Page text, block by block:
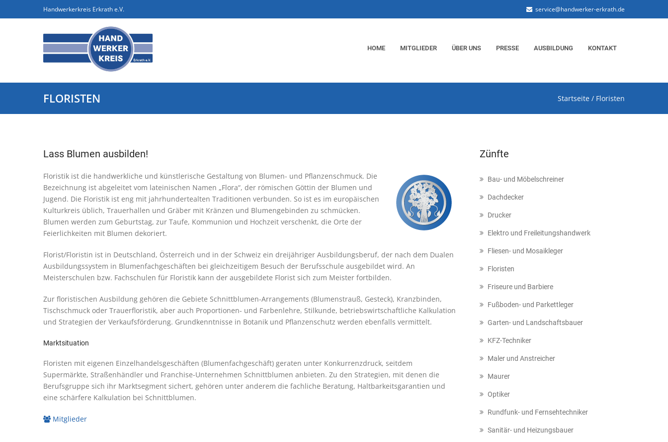
Handwerkerkreis Erkrath e.V. service@handwerker-erkrath.de
HOME MITGLIEDER ÜBER UNS PRESSE AUSBILDUNG KONTAKT
FLORISTEN Startseite / Floristen
Lass Blumen ausbilden!
Floristik ist die handwerkliche und künstlerische Gestaltung von Blumen- und Pflanzenschmuck. Die
Bezeichnung ist abgeleitet vom lateinischen Namen „Flora“, der römischen Göttin der Blumen und
Jugend. Die Floristik ist eng mit jahrhundertealten Traditionen verbunden. So ist es im europäischen
Kulturkreis üblich, Trauerhallen und Gräber mit Kränzen und Blumengebinden zu schmücken.
Blumen werden zum Geburtstag, zur Taufe, Kommunion und Hochzeit verschenkt, die Orte der
Feierlichkeiten mit Blumen dekoriert.
Florist/Floristin ist in Deutschland, Österreich und in der Schweiz ein dreijähriger Ausbildungsberuf, der nach dem Dualen
Ausbildungssystem in Blumenfachgeschäften bei gleichzeitigem Besuch der Berufsschule ausgebildet wird. An
Meisterschulen bzw. Fachschulen für Floristik kann der ausgebildete Florist sich zum Meister fortbilden.
Zur floristischen Ausbildung gehören die Gebiete Schnittblumen-Arrangements (Blumenstrauß, Gesteck), Kranzbinden,
Tischschmuck oder Trauerfloristik, aber auch Proportionen- und Farbenlehre, Stilkunde, betriebswirtschaftliche Kalkulation
und Strategien der Verkaufsförderung. Grundkenntnisse in Botanik und Pflanzenschutz werden ebenfalls vermittelt.
Marktsituation
Floristen mit eigenen Einzelhandelsgeschäften (Blumenfachgeschäft) geraten unter Konkurrenzdruck, seitdem
Supermärkte, Straßenhändler und Franchise-Unternehmen Schnittblumen anbieten. Zu den Strategien, mit denen die
Berufsgruppe sich ihr Marktsegment sichert, gehören unter anderem die fachliche Beratung, Haltbarkeitsgarantien und
eine schärfere Kalkulation bei Schnittblumen.
Mitglieder
Zünfte
Bau- und Möbelschreiner
Dachdecker
Drucker
Elektro und Freileitungshandwerk
Fliesen- und Mosaikleger
Floristen
Friseure und Barbiere
Fußboden- und Parkettleger
Garten- und Landschaftsbauer
KFZ-Techniker
Maler und Anstreicher
Maurer
Optiker
Rundfunk- und Fernsehtechniker
Sanitär- und Heizungsbauer